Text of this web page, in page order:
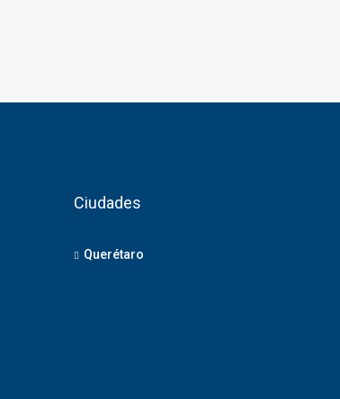
Ciudades
Querétaro